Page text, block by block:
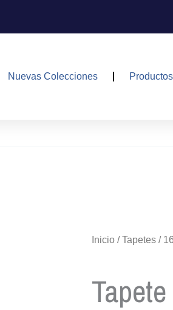
Nuevas Colecciones Productos
Inicio /Tapetes /